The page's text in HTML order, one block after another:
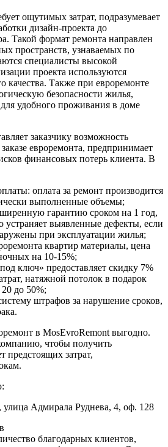
ощутимых затрат, подразумевает
дизайн-проекта до
Такой формат ремонта направлен
пространств, узнаваемых по
специалисты высокой
проекта используются
качества. Также при евроремонте
безопасности жилья,
удобного проживания в доме
заказчику возможность
евроремонта, предпринимает
финансовых потерь клиента. В
оплата за ремонт производится
выполненные объемы;
гарантию сроком на 1 год,
устраняет выявленные дефекты, если
при эксплуатации жилья;
квартир материалы, цена
на 10-15%;
ключ» предоставляет скидку 7%
натяжной потолок в подарок
до 50%;
штрафов за нарушение сроков,
в MosEvroRemont выгодно.
чтобы получить
предстоящих затрат,
улица Адмирала Руднева, 4, оф. 128
благодарных клиентов,